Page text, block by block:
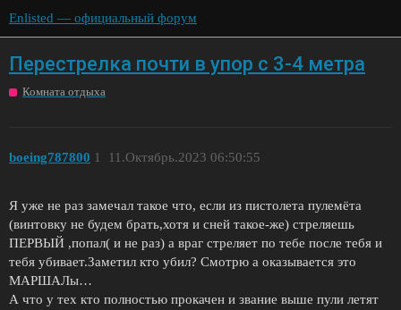
Enlisted — официальный форум
Перестрелка почти в упор с 3-4 метра
Комната отдыха
boeing787800 11.Октябрь.2023 06:50:55
1
Я уже не раз замечал такое что, если из пистолета пулемёта
(винтовку не будем брать,хотя и сней такое-же) стреляешь
ПЕРВЫЙ ,попал( и не раз) а враг стреляет по тебе после тебя и
тебя убивает.Заметил кто убил? Смотрю а оказывается это
МАРШАЛы…
А что у тех кто полностью прокачен и звание выше пули летят